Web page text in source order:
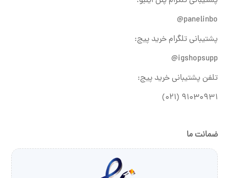
panelinbo@
پشتیبانی تلگرام خرید پیج:
igshopsupp@
تلفن پشتیبانی خرید پیج:
۹۱۰۳۰۹۳۱ (۰۲۱)
ضمانت ما